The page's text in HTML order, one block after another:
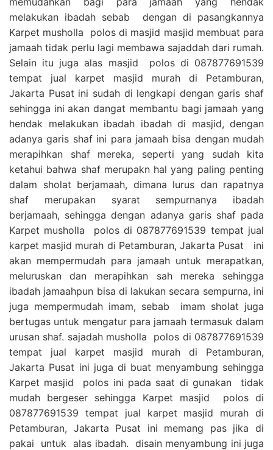
melakukan ibadah sebab dengan di pasangkannya
Karpet musholla polos di masjid masjid membuat para
jamaah tidak perlu lagi membawa sajaddah dari rumah.
Selain itu juga alas masjid polos di 087877691539
tempat jual karpet masjid murah di Petamburan,
Jakarta Pusat ini sudah di lengkapi dengan garis shaf
sehingga ini akan dangat membantu bagi jamaah yang
hendak melakukan ibadah ibadah di masjid, dengan
adanya garis shaf ini para jamaah bisa dengan mudah
merapihkan shaf mereka, seperti yang sudah kita
ketahui bahwa shaf merupakn hal yang paling penting
dalam sholat berjamaah, dimana lurus dan rapatnya
shaf merupakan syarat sempurnanya ibadah
berjamaah, sehingga dengan adanya garis shaf pada
Karpet musholla polos di 087877691539 tempat jual
karpet masjid murah di Petamburan, Jakarta Pusat ini
akan mempermudah para jamaah untuk merapatkan,
meluruskan dan merapihkan sah mereka sehingga
ibadah jamaahpun bisa di lakukan secara sempurna, ini
juga mempermudah imam, sebab imam sholat juga
bertugas untuk mengatur para jamaah termasuk dalam
urusan shaf. sajadah musholla polos di 087877691539
tempat jual karpet masjid murah di Petamburan,
Jakarta Pusat ini juga di buat menyambung sehingga
Karpet masjid polos ini pada saat di gunakan tidak
mudah bergeser sehingga Karpet masjid polos di
087877691539 tempat jual karpet masjid murah di
Petamburan, Jakarta Pusat ini memang pas jika di
pakai untuk alas ibadah. disain menyambung ini juga